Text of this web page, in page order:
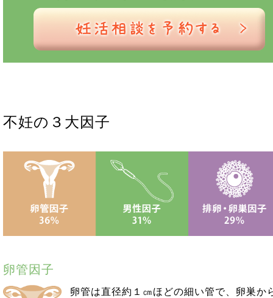
不妊の３大因子
卵管因子
卵管は直径約１㎝ほどの細い管で、卵巣か